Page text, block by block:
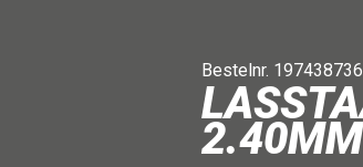
Bestelnr. 197438736